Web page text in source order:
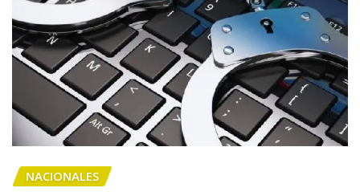
NACIONALES